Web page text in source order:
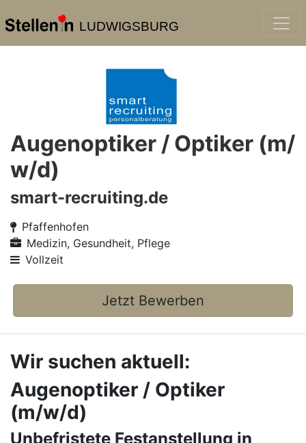
LUDWIGSBURG
Augenoptiker / Optiker (m/
w/d)
smart-recruiting.de
Pfaffenhofen
Medizin, Gesundheit, Pflege
Vollzeit
Jetzt Bewerben
Wir suchen aktuell:
Augenoptiker / Optiker
(m/w/d)
Unbefristete Festanstellung in